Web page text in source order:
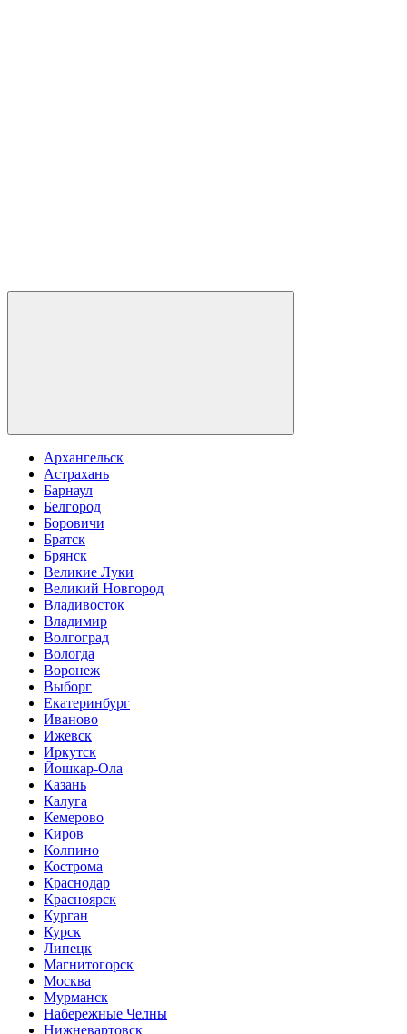
Архангельск
Астрахань
Барнаул
Белгород
Боровичи
Братск
Брянск
Великие Луки
Великий Новгород
Владивосток
Владимир
Волгоград
Вологда
Воронеж
Выборг
Екатеринбург
Иваново
Ижевск
Иркутск
Йошкар-Ола
Казань
Калуга
Кемерово
Киров
Колпино
Кострома
Краснодар
Красноярск
Курган
Курск
Липецк
Магнитогорск
Москва
Мурманск
Набережные Челны
Нижневартовск